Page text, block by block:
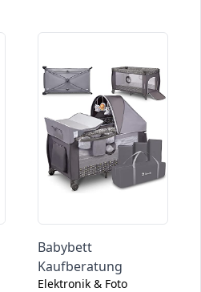
Babybett
Kaufberatung
Elektronik & Foto